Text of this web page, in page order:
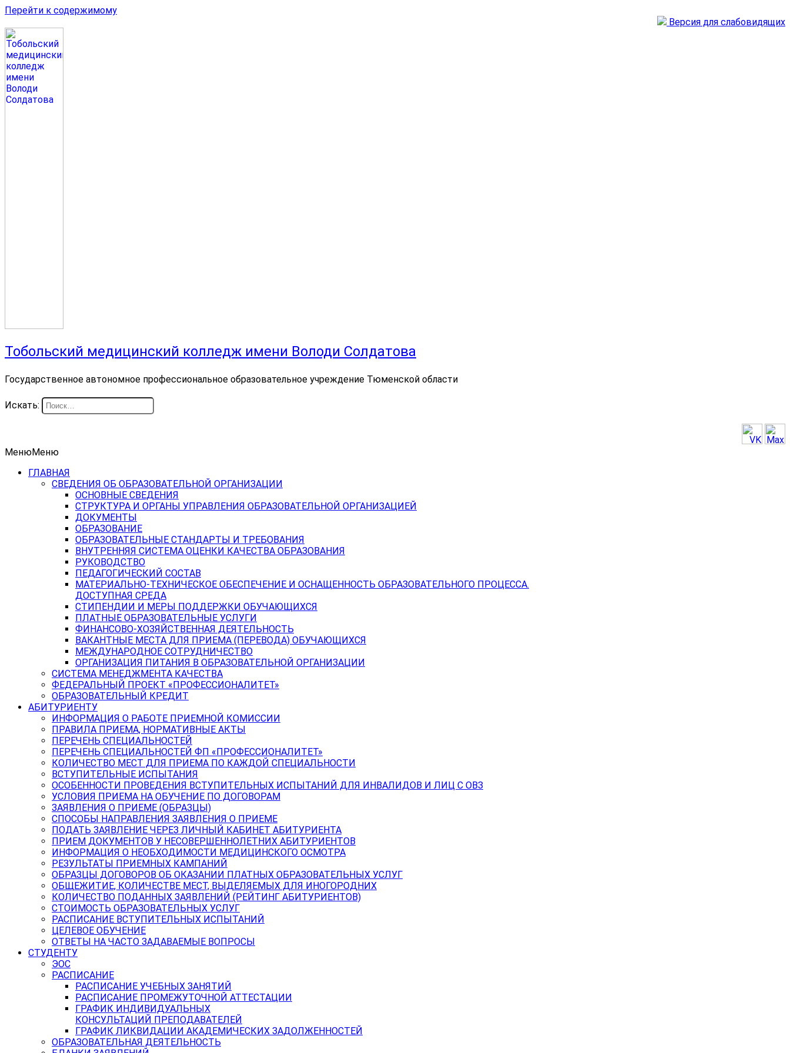
Перейти к содержимому
Версия для слабовидящих
Тобольский медицинский колледж имени Володи Солдатова
Государственное автономное профессиональное образовательное учреждение Тюменской области
Искать:
МенюМеню
ГЛАВНАЯ
СВЕДЕНИЯ ОБ ОБРАЗОВАТЕЛЬНОЙ ОРГАНИЗАЦИИ
ОСНОВНЫЕ СВЕДЕНИЯ
СТРУКТУРА И ОРГАНЫ УПРАВЛЕНИЯ ОБРАЗОВАТЕЛЬНОЙ ОРГАНИЗАЦИЕЙ
ДОКУМЕНТЫ
ОБРАЗОВАНИЕ
ОБРАЗОВАТЕЛЬНЫЕ СТАНДАРТЫ И ТРЕБОВАНИЯ
ВНУТРЕННЯЯ СИСТЕМА ОЦЕНКИ КАЧЕСТВА ОБРАЗОВАНИЯ
РУКОВОДСТВО
ПЕДАГОГИЧЕСКИЙ СОСТАВ
МАТЕРИАЛЬНО-ТЕХНИЧЕСКОЕ ОБЕСПЕЧЕНИЕ И ОСНАЩЕННОСТЬ ОБРАЗОВАТЕЛЬНОГО ПРОЦЕССА.
ДОСТУПНАЯ СРЕДА
СТИПЕНДИИ И МЕРЫ ПОДДЕРЖКИ ОБУЧАЮЩИХСЯ
ПЛАТНЫЕ ОБРАЗОВАТЕЛЬНЫЕ УСЛУГИ
ФИНАНСОВО-ХОЗЯЙСТВЕННАЯ ДЕЯТЕЛЬНОСТЬ
ВАКАНТНЫЕ МЕСТА ДЛЯ ПРИЕМА (ПЕРЕВОДА) ОБУЧАЮЩИХСЯ
МЕЖДУНАРОДНОЕ СОТРУДНИЧЕСТВО
ОРГАНИЗАЦИЯ ПИТАНИЯ В ОБРАЗОВАТЕЛЬНОЙ ОРГАНИЗАЦИИ
СИСТЕМА МЕНЕДЖМЕНТА КАЧЕСТВА
ФЕДЕРАЛЬНЫЙ ПРОЕКТ «ПРОФЕССИОНАЛИТЕТ»
ОБРАЗОВАТЕЛЬНЫЙ КРЕДИТ
АБИТУРИЕНТУ
ИНФОРМАЦИЯ О РАБОТЕ ПРИЕМНОЙ КОМИССИИ
ПРАВИЛА ПРИЕМА, НОРМАТИВНЫЕ АКТЫ
ПЕРЕЧЕНЬ СПЕЦИАЛЬНОСТЕЙ
ПЕРЕЧЕНЬ СПЕЦИАЛЬНОСТЕЙ ФП «ПРОФЕССИОНАЛИТЕТ»
КОЛИЧЕСТВО МЕСТ ДЛЯ ПРИЕМА ПО КАЖДОЙ СПЕЦИАЛЬНОСТИ
ВСТУПИТЕЛЬНЫЕ ИСПЫТАНИЯ
ОСОБЕННОСТИ ПРОВЕДЕНИЯ ВСТУПИТЕЛЬНЫХ ИСПЫТАНИЙ ДЛЯ ИНВАЛИДОВ И ЛИЦ С ОВЗ
УСЛОВИЯ ПРИЕМА НА ОБУЧЕНИЕ ПО ДОГОВОРАМ
ЗАЯВЛЕНИЯ О ПРИЕМЕ (ОБРАЗЦЫ)
СПОСОБЫ НАПРАВЛЕНИЯ ЗАЯВЛЕНИЯ О ПРИЕМЕ
ПОДАТЬ ЗАЯВЛЕНИЕ ЧЕРЕЗ ЛИЧНЫЙ КАБИНЕТ АБИТУРИЕНТА
ПРИЕМ ДОКУМЕНТОВ У НЕСОВЕРШЕННОЛЕТНИХ АБИТУРИЕНТОВ
ИНФОРМАЦИЯ О НЕОБХОДИМОСТИ МЕДИЦИНСКОГО ОСМОТРА
РЕЗУЛЬТАТЫ ПРИЕМНЫХ КАМПАНИЙ
ОБРАЗЦЫ ДОГОВОРОВ ОБ ОКАЗАНИИ ПЛАТНЫХ ОБРАЗОВАТЕЛЬНЫХ УСЛУГ
ОБЩЕЖИТИЕ, КОЛИЧЕСТВЕ МЕСТ, ВЫДЕЛЯЕМЫХ ДЛЯ ИНОГОРОДНИХ
КОЛИЧЕСТВО ПОДАННЫХ ЗАЯВЛЕНИЙ (РЕЙТИНГ АБИТУРИЕНТОВ)
СТОИМОСТЬ ОБРАЗОВАТЕЛЬНЫХ УСЛУГ
РАСПИСАНИЕ ВСТУПИТЕЛЬНЫХ ИСПЫТАНИЙ
ЦЕЛЕВОЕ ОБУЧЕНИЕ
ОТВЕТЫ НА ЧАСТО ЗАДАВАЕМЫЕ ВОПРОСЫ
СТУДЕНТУ
ЭОС
РАСПИСАНИЕ
РАСПИСАНИЕ УЧЕБНЫХ ЗАНЯТИЙ
РАСПИСАНИЕ ПРОМЕЖУТОЧНОЙ АТТЕСТАЦИИ
ГРАФИК ИНДИВИДУАЛЬНЫХ
КОНСУЛЬТАЦИЙ ПРЕПОДАВАТЕЛЕЙ
ГРАФИК ЛИКВИДАЦИИ АКАДЕМИЧЕСКИХ ЗАДОЛЖЕННОСТЕЙ
ОБРАЗОВАТЕЛЬНАЯ ДЕЯТЕЛЬНОСТЬ